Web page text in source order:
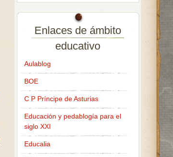
Enlaces de ámbito
educativo
Aulablog
BOE
C P Príncipe de Asturias
Educación y pedablogía para el
siglo XXI
Educalia